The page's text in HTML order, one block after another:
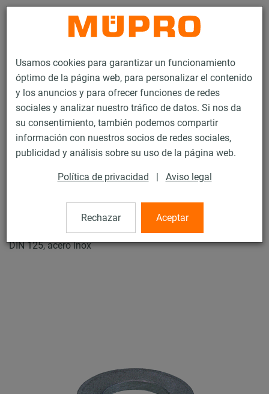
Usamos cookies para garantizar un funcionamiento
óptimo de la página web, para personalizar el contenido
y los anuncios y para ofrecer funciones de redes
sociales y analizar nuestro tráfico de datos. Si nos da
su consentimiento, también podemos compartir
información con nuestros socios de redes sociales,
publicidad y análisis sobre su uso de la página web.
Política de privacidad | Aviso legal
Rechazar Aceptar
Productos Tecnología de soportación
Productos de acero inoxidable
Accesorios de montaje de acero inoxidable
Arandelas de fijación
Arandelas de fijación
DIN 125, acero inox